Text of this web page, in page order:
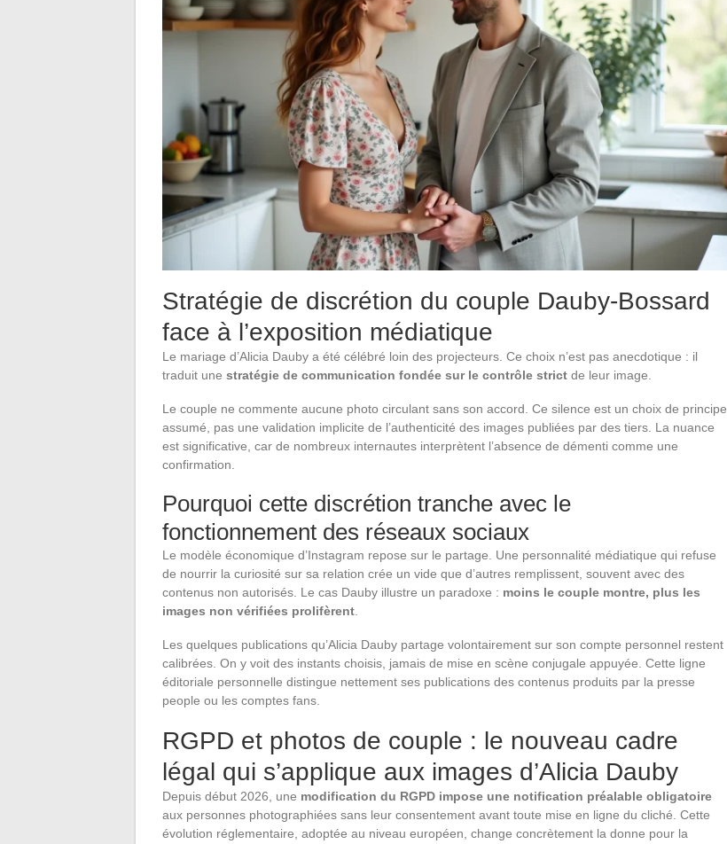
Stratégie de discrétion du couple Dauby-Bossard
face à l’exposition médiatique
Le mariage d’Alicia Dauby a été célébré loin des projecteurs. Ce choix n’est pas anecdotique : il
traduit une stratégie de communication fondée sur le contrôle strict de leur image.
Le couple ne commente aucune photo circulant sans son accord. Ce silence est un choix de principe
assumé, pas une validation implicite de l’authenticité des images publiées par des tiers. La nuance
est significative, car de nombreux internautes interprètent l’absence de démenti comme une
confirmation.
Pourquoi cette discrétion tranche avec le
fonctionnement des réseaux sociaux
Le modèle économique d’Instagram repose sur le partage. Une personnalité médiatique qui refuse
de nourrir la curiosité sur sa relation crée un vide que d’autres remplissent, souvent avec des
contenus non autorisés. Le cas Dauby illustre un paradoxe : moins le couple montre, plus les
images non vérifiées prolifèrent.
Les quelques publications qu’Alicia Dauby partage volontairement sur son compte personnel restent
calibrées. On y voit des instants choisis, jamais de mise en scène conjugale appuyée. Cette ligne
éditoriale personnelle distingue nettement ses publications des contenus produits par la presse
people ou les comptes fans.
RGPD et photos de couple : le nouveau cadre
légal qui s’applique aux images d’Alicia Dauby
Depuis début 2026, une modification du RGPD impose une notification préalable obligatoire
aux personnes photographiées sans leur consentement avant toute mise en ligne du cliché. Cette
évolution réglementaire, adoptée au niveau européen, change concrètement la donne pour la